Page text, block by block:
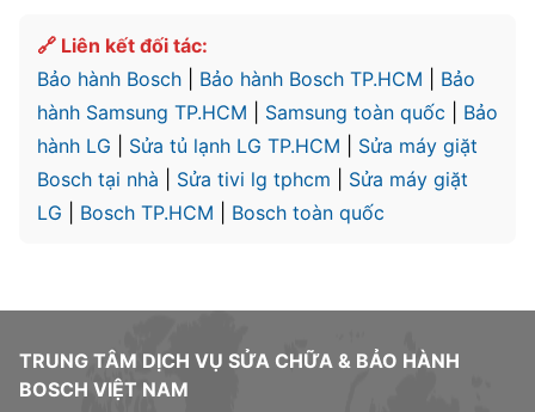
🔗 Liên kết đối tác:
Bảo hành Bosch
Bảo hành Bosch TP.HCM
Bảo
hành Samsung TP.HCM
Samsung toàn quốc
Bảo
hành LG
Sửa tủ lạnh LG TP.HCM
Sửa máy giặt
Bosch tại nhà
Sửa tivi lg tphcm
Sửa máy giặt
LG
Bosch TP.HCM Bosch toàn quốc
TRUNG TÂM DỊCH VỤ SỬA CHỮA & BẢO HÀNH
BOSCH VIỆT NAM